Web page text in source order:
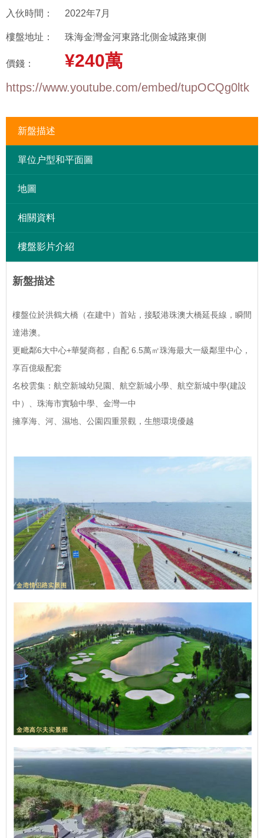
入伙時間： 2022年7月
樓盤地址： 珠海金灣金河東路北側金城路東側
價錢： ¥240萬
https://www.youtube.com/embed/tupOCQg0ltk
新盤描述
單位户型和平面圖
地圖
相關資料
樓盤影片介紹
新盤描述
樓盤位於洪鶴大橋（在建中）首站，接駁港珠澳大橋延長線，瞬間
達港澳。
更毗鄰6大中心+華髮商都，自配 6.5萬㎡珠海最大一級鄰里中心，
享百億級配套
名校雲集：航空新城幼兒園、航空新城小學、航空新城中學(建設
中）、珠海市實驗中學、金灣一中
擁享海、河、濕地、公園四重景觀，生態環境優越